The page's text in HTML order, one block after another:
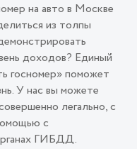
на авто в Москве
из толпы
доходов? Единый
госномер» поможет
У нас вы можете
легально, с
с
ГИБДД.